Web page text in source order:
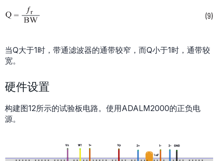
当Q大于1时，带通滤波器的通带较窄，而Q小于1时，通带较
宽。
硬件设置
构建图12所示的试验板电路。使用ADALM2000的正负电
源。